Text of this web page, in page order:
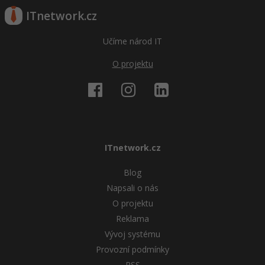
ITnetwork.cz
Učíme národ IT
O projektu
ITnetwork.cz
Blog
Napsali o nás
O projektu
Reklama
Vývoj systému
Provozní podmínky